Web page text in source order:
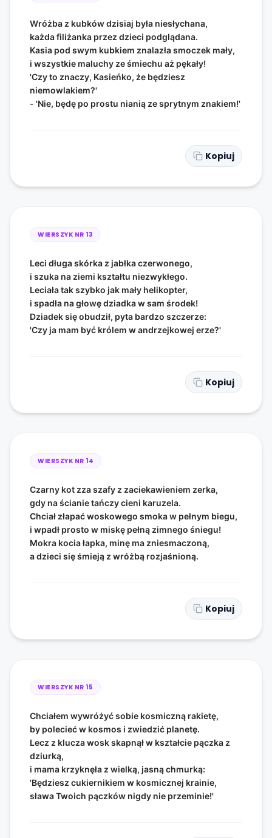
Wróżba z kubków dzisiaj była niesłychana,
każda filiżanka przez dzieci podglądana.
Kasia pod swym kubkiem znalazła smoczek mały,
i wszystkie maluchy ze śmiechu aż pękały!
'Czy to znaczy, Kasieńko, że będziesz
niemowlakiem?'
- 'Nie, będę po prostu nianią ze sprytnym znakiem!'
Kopiuj
WIERSZYK NR 13
Leci długa skórka z jabłka czerwonego,
i szuka na ziemi kształtu niezwykłego.
Leciała tak szybko jak mały helikopter,
i spadła na głowę dziadka w sam środek!
Dziadek się obudził, pyta bardzo szczerze:
'Czy ja mam być królem w andrzejkowej erze?'
Kopiuj
WIERSZYK NR 14
Czarny kot zza szafy z zaciekawieniem zerka,
gdy na ścianie tańczy cieni karuzela.
Chciał złapać woskowego smoka w pełnym biegu,
i wpadł prosto w miskę pełną zimnego śniegu!
Mokra kocia łapka, minę ma zniesmaczoną,
a dzieci się śmieją z wróżbą rozjaśnioną.
Kopiuj
WIERSZYK NR 15
Chciałem wywróżyć sobie kosmiczną rakietę,
by polecieć w kosmos i zwiedzić planetę.
Lecz z klucza wosk skapnął w kształcie pączka z
dziurką,
i mama krzyknęła z wielką, jasną chmurką:
'Będziesz cukiernikiem w kosmicznej krainie,
sława Twoich pączków nigdy nie przeminie!'